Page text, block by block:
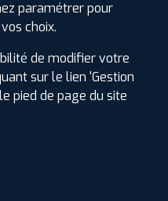
techniques
paramétrer pour
choix.
de modifier votre
sur le lien 'Gestion
pied de page du site